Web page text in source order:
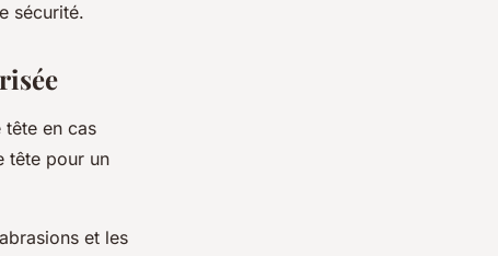
sécurité.
en cas
tête pour un
et les